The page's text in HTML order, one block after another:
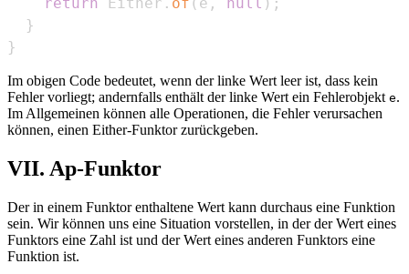
return
Either . of ( e , null ) ;
}
}
Im obigen Code bedeutet, wenn der linke Wert leer ist, dass kein
Fehler vorliegt; andernfalls enthält der linke Wert ein Fehlerobjekt e.
Im Allgemeinen können alle Operationen, die Fehler verursachen
können, einen Either-Funktor zurückgeben.
VII. Ap-Funktor
Der in einem Funktor enthaltene Wert kann durchaus eine Funktion
sein. Wir können uns eine Situation vorstellen, in der der Wert eines
Funktors eine Zahl ist und der Wert eines anderen Funktors eine
Funktion ist.